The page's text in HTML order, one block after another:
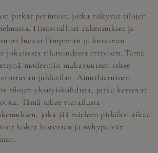
pitkät perinteet, jotka näkyvät tilojen
Historialliset rakennukset ja
luovat lämpimän ja kutsuvan
jokaisesta tilaisuudesta erityisen. Tämä
moderniin mukavuuteen tekee
erottuvan juhlatilan. Ainutlaatuinen
tilojen yksityiskohdista, jotka kertovat
Tämä tekee vierailusta
joka jää mieleen pitkäksi aikaa.
kokea historian ja nykypäivän